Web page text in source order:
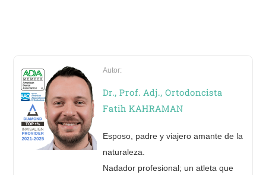
Autor:
Dr., Prof. Adj., Ortodoncista
Fatih KAHRAMAN
Esposo, padre y viajero amante de la
naturaleza.
Nadador profesional; un atleta que